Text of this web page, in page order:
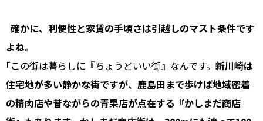
確かに、利便性と家賃の手頃さは引越しのマスト条件です
よね。
｢この街は暮らしに『ちょうどいい街』なんです。 新川崎は
住宅地が多い静かな街ですが、鹿島田まで歩けば地域密着
の精肉店や昔ながらの青果店が点在する『かしまだ商店